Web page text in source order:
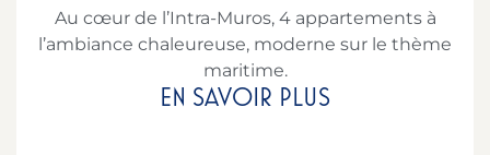
Au cœur de l’Intra-Muros, 4 appartements à
l’ambiance chaleureuse, moderne sur le thème
maritime.
EN SAVOIR PLUS